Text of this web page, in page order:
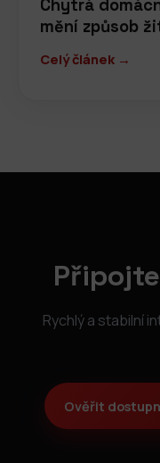
Chytrá
mění způsob
Celý článek →
Rychlý a stabilní
Ověřit